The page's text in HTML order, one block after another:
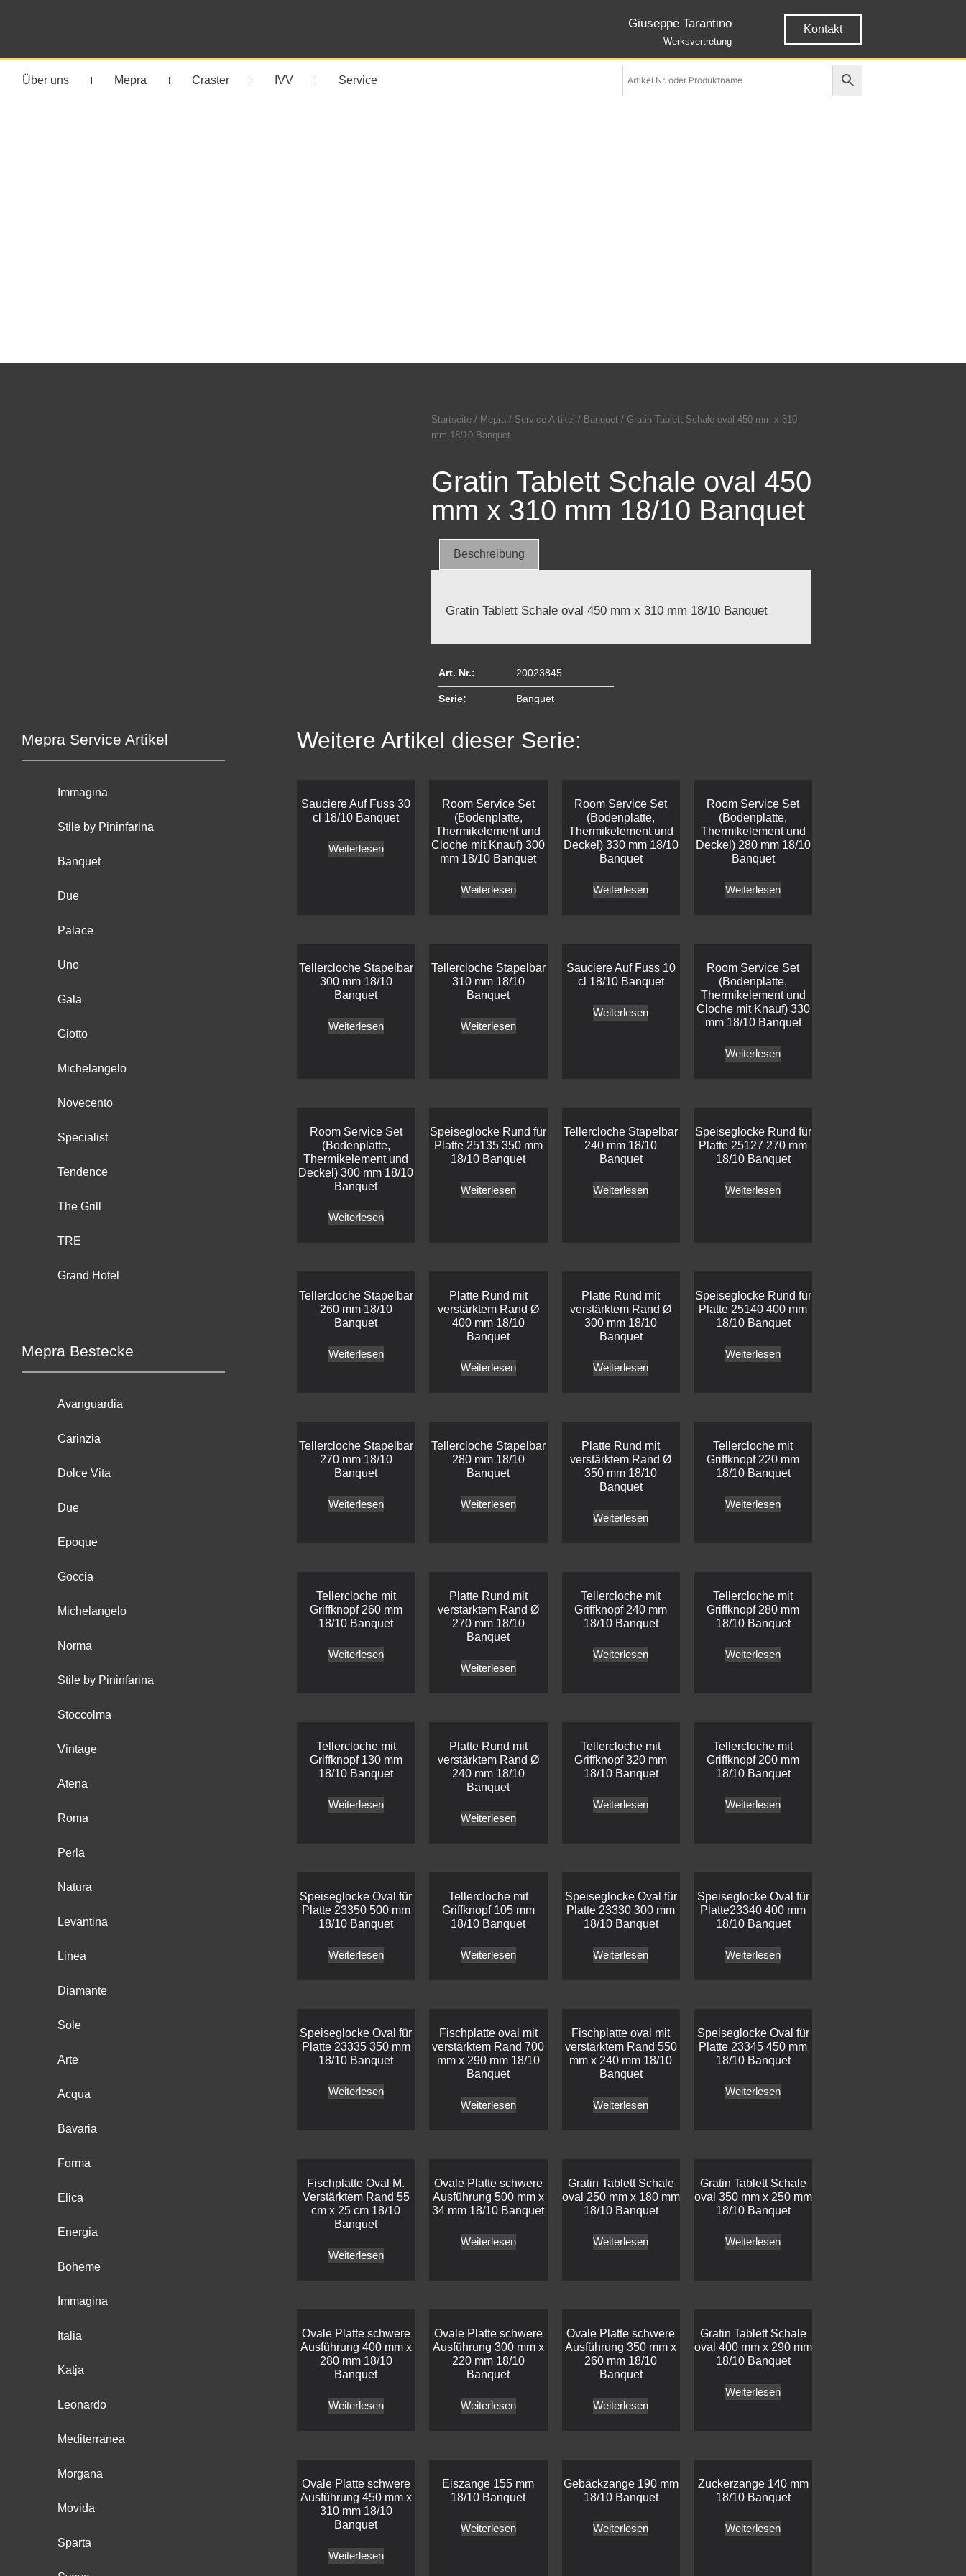
Giuseppe Tarantino
Werksvertretung
Kontakt
Über uns Mepra Craster IVV Service
Startseite / Mepra / Service Artikel / Banquet / Gratin Tablett Schale oval 450 mm x 310
mm 18/10 Banquet
Gratin Tablett Schale oval 450
mm x 310 mm 18/10 Banquet
Beschreibung
Gratin Tablett Schale oval 450 mm x 310 mm 18/10 Banquet
Art. Nr.: 20023845
Serie: Banquet
Mepra Service Artikel
Immagina
Stile by Pininfarina
Banquet
Due
Palace
Uno
Gala
Giotto
Michelangelo
Novecento
Specialist
Tendence
The Grill
TRE
Grand Hotel
Mepra Bestecke
Avanguardia
Carinzia
Dolce Vita
Due
Epoque
Goccia
Michelangelo
Norma
Stile by Pininfarina
Stoccolma
Vintage
Atena
Roma
Perla
Natura
Levantina
Linea
Diamante
Sole
Arte
Acqua
Bavaria
Forma
Elica
Energia
Boheme
Immagina
Italia
Katja
Leonardo
Mediterranea
Morgana
Movida
Sparta
Weitere Artikel dieser Serie:
Sauciere Auf Fuss 30
cl 18/10 Banquet
Weiterlesen
Room Service Set
(Bodenplatte,
Thermikelement und
Cloche mit Knauf) 300
mm 18/10 Banquet
Weiterlesen
Room Service Set
(Bodenplatte,
Thermikelement und
Deckel) 330 mm 18/10
Banquet
Weiterlesen
Room Service Set
(Bodenplatte,
Thermikelement und
Deckel) 280 mm 18/10
Banquet
Weiterlesen
Tellercloche Stapelbar
300 mm 18/10
Banquet
Weiterlesen
Tellercloche Stapelbar
310 mm 18/10
Banquet
Weiterlesen
Sauciere Auf Fuss 10
cl 18/10 Banquet
Weiterlesen
Room Service Set
(Bodenplatte,
Thermikelement und
Cloche mit Knauf) 330
mm 18/10 Banquet
Weiterlesen
Room Service Set
(Bodenplatte,
Thermikelement und
Deckel) 300 mm 18/10
Banquet
Weiterlesen
Speiseglocke Rund für
Platte 25135 350 mm
18/10 Banquet
Weiterlesen
Tellercloche Stapelbar
240 mm 18/10
Banquet
Weiterlesen
Speiseglocke Rund für
Platte 25127 270 mm
18/10 Banquet
Weiterlesen
Tellercloche Stapelbar
260 mm 18/10
Banquet
Weiterlesen
Platte Rund mit
verstärktem Rand Ø
400 mm 18/10
Banquet
Weiterlesen
Platte Rund mit
verstärktem Rand Ø
300 mm 18/10
Banquet
Weiterlesen
Speiseglocke Rund für
Platte 25140 400 mm
18/10 Banquet
Weiterlesen
Tellercloche Stapelbar
270 mm 18/10
Banquet
Weiterlesen
Tellercloche Stapelbar
280 mm 18/10
Banquet
Weiterlesen
Platte Rund mit
verstärktem Rand Ø
350 mm 18/10
Banquet
Weiterlesen
Tellercloche mit
Griffknopf 220 mm
18/10 Banquet
Weiterlesen
Tellercloche mit
Griffknopf 260 mm
18/10 Banquet
Weiterlesen
Platte Rund mit
verstärktem Rand Ø
270 mm 18/10
Banquet
Weiterlesen
Tellercloche mit
Griffknopf 240 mm
18/10 Banquet
Weiterlesen
Tellercloche mit
Griffknopf 280 mm
18/10 Banquet
Weiterlesen
Tellercloche mit
Griffknopf 130 mm
18/10 Banquet
Weiterlesen
Platte Rund mit
verstärktem Rand Ø
240 mm 18/10
Banquet
Weiterlesen
Tellercloche mit
Griffknopf 320 mm
18/10 Banquet
Weiterlesen
Tellercloche mit
Griffknopf 200 mm
18/10 Banquet
Weiterlesen
Speiseglocke Oval für
Platte 23350 500 mm
18/10 Banquet
Weiterlesen
Tellercloche mit
Griffknopf 105 mm
18/10 Banquet
Weiterlesen
Speiseglocke Oval für
Platte 23330 300 mm
18/10 Banquet
Weiterlesen
Speiseglocke Oval für
Platte23340 400 mm
18/10 Banquet
Weiterlesen
Speiseglocke Oval für
Platte 23335 350 mm
18/10 Banquet
Weiterlesen
Fischplatte oval mit
verstärktem Rand 700
mm x 290 mm 18/10
Banquet
Weiterlesen
Fischplatte oval mit
verstärktem Rand 550
mm x 240 mm 18/10
Banquet
Weiterlesen
Speiseglocke Oval für
Platte 23345 450 mm
18/10 Banquet
Weiterlesen
Fischplatte Oval M.
Verstärktem Rand 55
cm x 25 cm 18/10
Banquet
Weiterlesen
Ovale Platte schwere
Ausführung 500 mm x
34 mm 18/10 Banquet
Weiterlesen
Gratin Tablett Schale
oval 250 mm x 180 mm
18/10 Banquet
Weiterlesen
Gratin Tablett Schale
oval 350 mm x 250 mm
18/10 Banquet
Weiterlesen
Ovale Platte schwere
Ausführung 400 mm x
280 mm 18/10
Banquet
Weiterlesen
Ovale Platte schwere
Ausführung 300 mm x
220 mm 18/10
Banquet
Weiterlesen
Ovale Platte schwere
Ausführung 350 mm x
260 mm 18/10
Banquet
Weiterlesen
Gratin Tablett Schale
oval 400 mm x 290 mm
18/10 Banquet
Weiterlesen
Ovale Platte schwere
Ausführung 450 mm x
310 mm 18/10
Banquet
Weiterlesen
Eiszange 155 mm
18/10 Banquet
Weiterlesen
Gebäckzange 190 mm
18/10 Banquet
Weiterlesen
Zuckerzange 140 mm
18/10 Banquet
Weiterlesen